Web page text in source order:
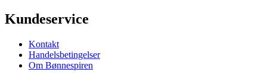
Kundeservice
Kontakt
Handelsbetingelser
Om Bønnespiren